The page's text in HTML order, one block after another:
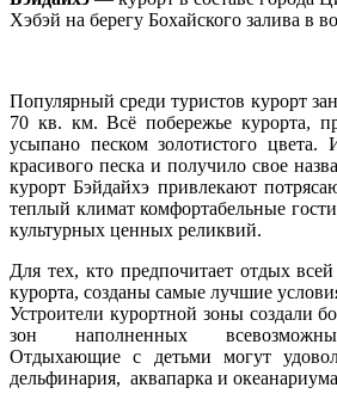
Хэбэй на берегу Бохайского залива в
Популярный среди туристов курорт
70 кв. км. Всё побережье курорта,
усыпано песком золотистого цвета.
красивого песка и получило свое
курорт Бэйдайхэ привлекают
теплый климат комфортабельные
культурных ценных реликвий.
Для тех, кто предпочитает отдых
курорта, созданы самые лучшие
Устроители курортной зоны создали
зон наполненных
Отдыхающие с детьми могут
дельфинария, аквапарка и